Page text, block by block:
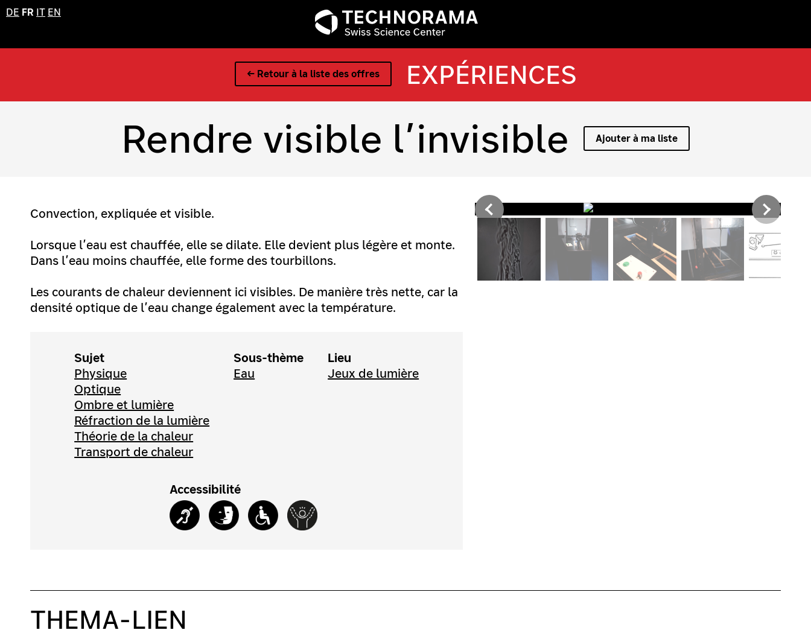
DE FR IT EN
← Retour à la liste des offres EXPÉRIENCES
Rendre visible l’invisible Ajouter à ma liste
Convection, expliquée et visible.
Lorsque l’eau est chauffée, elle se dilate. Elle devient plus légère et monte.
Dans l’eau moins chauffée, elle forme des tourbillons.
Les courants de chaleur deviennent ici visibles. De manière très nette, car la
densité optique de l’eau change également avec la température.
Sujet
Physique
Optique
Ombre et lumière
Réfraction de la lumière
Théorie de la chaleur
Transport de chaleur
Sous-thème
Eau
Lieu
Jeux de lumière
Accessibilité
THEMA-LIEN